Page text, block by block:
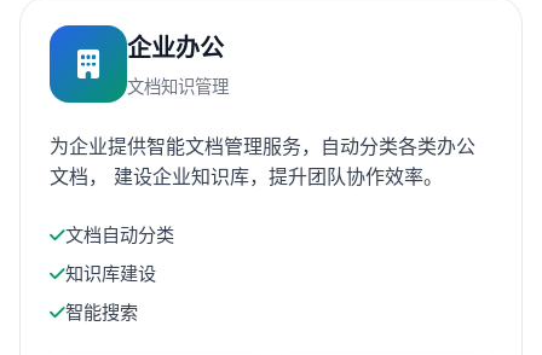
企业办公
文档知识管理
为企业提供智能文档管理服务，自动分类各类办公
文档， 建设企业知识库，提升团队协作效率。
文档自动分类
知识库建设
智能搜索